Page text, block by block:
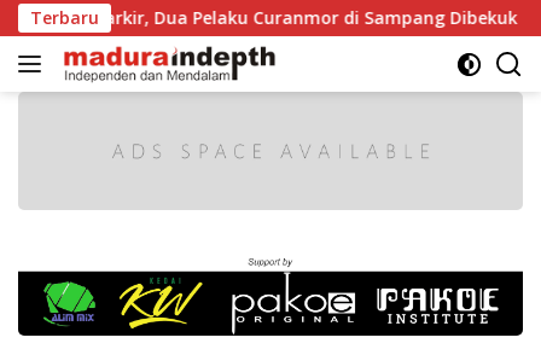
Langsung
ke
konten
Terbaru
Diparkir, Dua Pelaku Curanmor di Sampang Dibekuk Polisi